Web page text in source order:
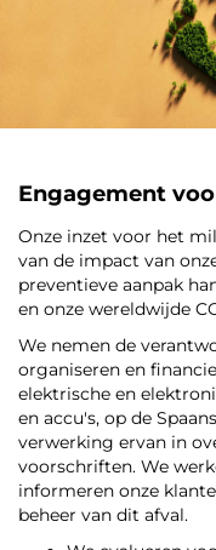
Engagement
Onze inzet voor het
van de impact van
preventieve aanpak
en onze wereldwijde
We nemen de
organiseren en
elektrische en
en accu's, op de
verwerking ervan in
voorschriften. We
informeren onze
beheer van dit afval.